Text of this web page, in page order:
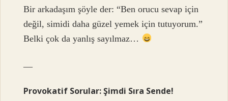
Bir arkadaşım şöyle der: “Ben orucu sevap için
değil, simidi daha güzel yemek için tutuyorum.”
Belki çok da yanlış sayılmaz…
—
Provokatif Sorular: Şimdi Sıra Sende!